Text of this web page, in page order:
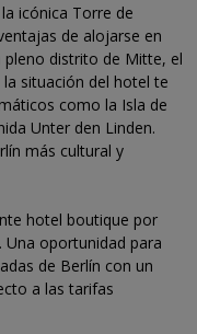
icónica Torre de
de alojarse en
pleno distrito de Mitte, el
situación del hotel te
como la Isla de
Unter den Linden.
más cultural y
hotel boutique por
Una oportunidad para
de Berlín con un
a las tarifas